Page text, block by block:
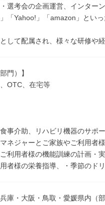
選考会の企画運営、インター
「Yahoo!」「amazon」とい
して配属され、様々な研修や
門）】
OTC、在宅等
事介助、リハビリ機器のサポ
ネジャーとご家族やご利用者
利用者様の機能訓練の計画・
者様の栄養指導、・季節のド
庫・大阪・鳥取・愛媛県内（